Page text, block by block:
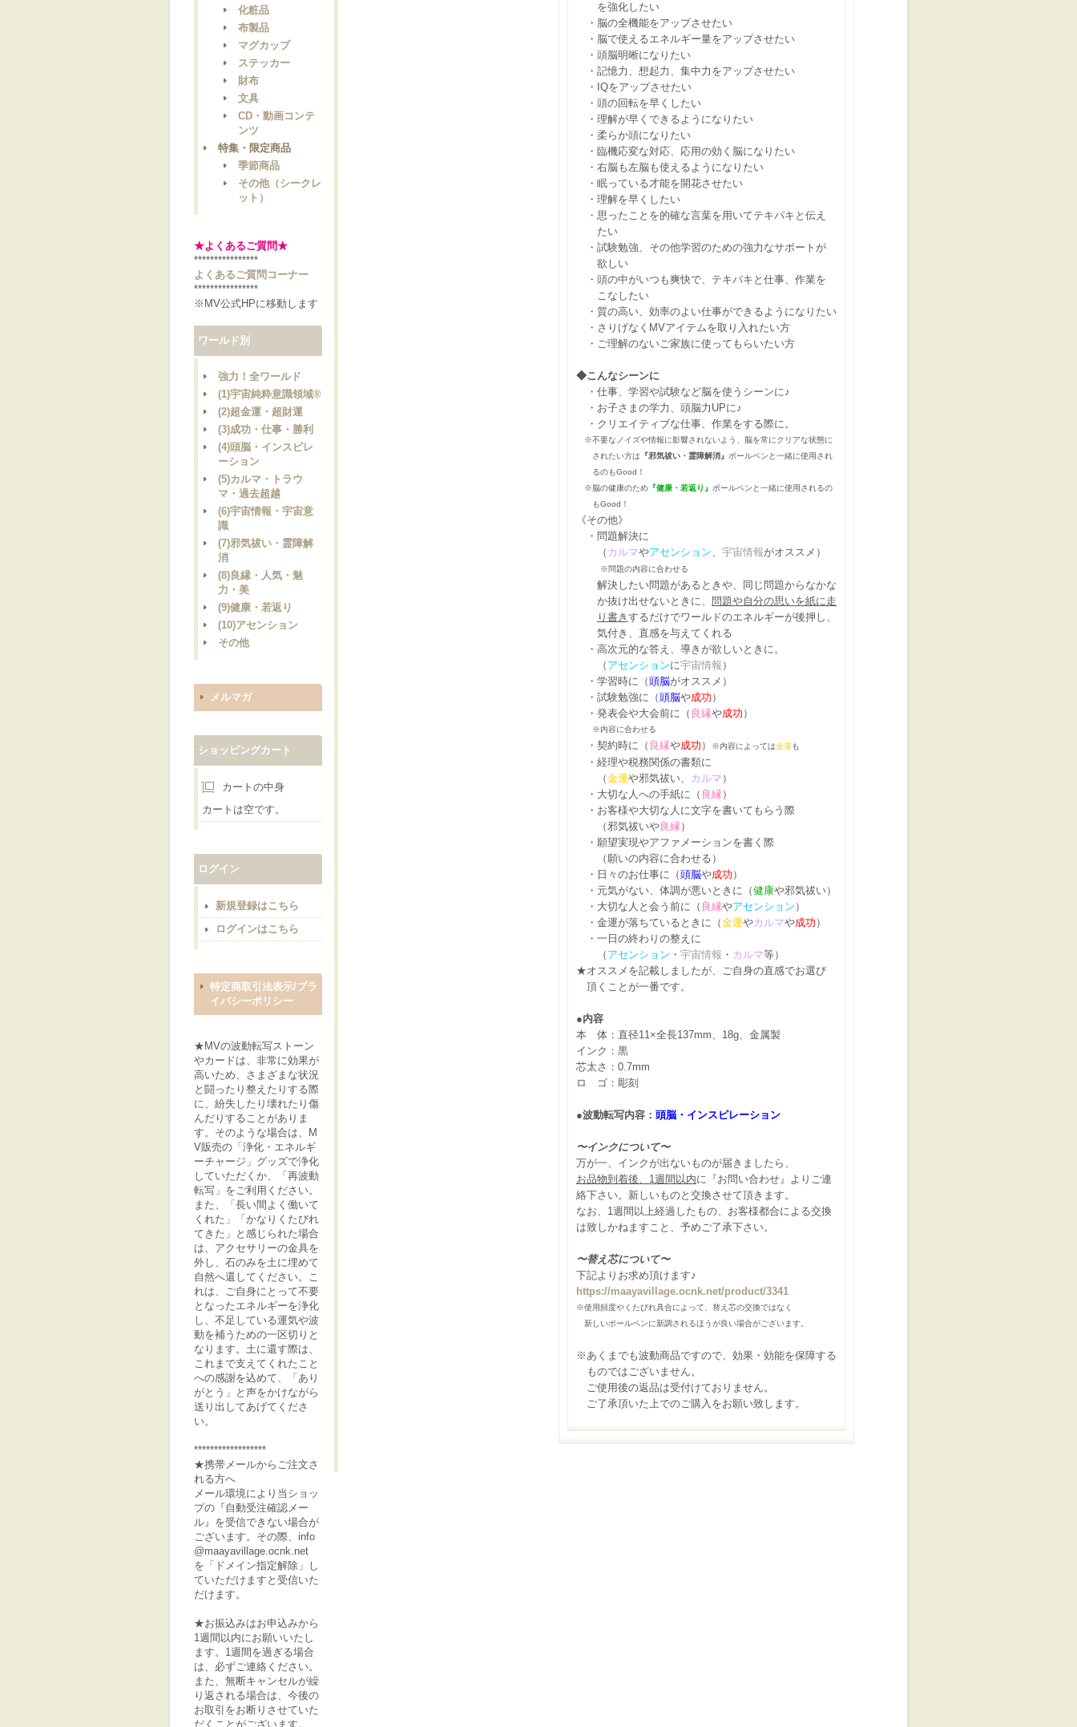
化粧品
布製品
マグカップ
ステッカー
財布
文具
CD・動画コンテ
ンツ
特集・限定商品
季節商品
その他（シークレ
ット）
★よくあるご質問★
****************
よくあるご質問コーナー
****************
※MV公式HPに移動します
ワールド別
強力！全ワールド
(1)宇宙純粋意識領域®
(2)超金運・超財運
(3)成功・仕事・勝利
(4)頭脳・インスピレ
ーション
(5)カルマ・トラウ
マ・過去超越
(6)宇宙情報・宇宙意
識
(7)邪気祓い・霊障解
消
(8)良縁・人気・魅
力・美
(9)健康・若返り
(10)アセンション
その他
メルマガ
ショッピングカート
カートの中身
カートは空です。
ログイン
新規登録はこちら
ログインはこちら
特定商取引法表示/プラ
イバシーポリシー
★MVの波動転写ストーン
やカードは、非常に効果が
高いため、さまざまな状況
と闘ったり整えたりする際
に、紛失したり壊れたり傷
んだりすることがありま
す。そのような場合は、M
V販売の「浄化・エネルギ
ーチャージ」グッズで浄化
していただくか、「再波動
転写」をご利用ください。
また、「長い間よく働いて
くれた」「かなりくたびれ
てきた」と感じられた場合
は、アクセサリーの金具を
外し、石のみを土に埋めて
自然へ還してください。こ
れは、ご自身にとって不要
となったエネルギーを浄化
し、不足している運気や波
動を補うための一区切りと
なります。土に還す際は、
これまで支えてくれたこと
への感謝を込めて、「あり
がとう」と声をかけながら
送り出してあげてくださ
い。
******************
★携帯メールからご注文さ
れる方へ
メール環境により当ショッ
プの『自動受注確認メー
ル』を受信できない場合が
ございます。その際、info
@maayavillage.ocnk.net
を「ドメイン指定解除」し
ていただけますと受信いた
だけます。
★お振込みはお申込みから
1週間以内にお願いいたし
ます。1週間を過ぎる場合
は、必ずご連絡ください。
また、無断キャンセルが繰
り返される場合は、今後の
お取引をお断りさせていた
だくことがございます。
を強化したい
・脳の全機能をアップさせたい
・脳で使えるエネルギー量をアップさせたい
・頭脳明晰になりたい
・記憶力、想起力、集中力をアップさせたい
・IQをアップさせたい
・頭の回転を早くしたい
・理解が早くできるようになりたい
・柔らか頭になりたい
・臨機応変な対応、応用の効く脳になりたい
・右脳も左脳も使えるようになりたい
・眠っている才能を開花させたい
・理解を早くしたい
・思ったことを的確な言葉を用いてテキパキと伝え
たい
・試験勉強、その他学習のための強力なサポートが
欲しい
・頭の中がいつも爽快で、テキパキと仕事、作業を
こなしたい
・質の高い、効率のよい仕事ができるようになりたい
・さりげなくMVアイテムを取り入れたい方
・ご理解のないご家族に使ってもらいたい方
◆こんなシーンに
・仕事、学習や試験など脳を使うシーンに♪
・お子さまの学力、頭脳力UPに♪
・クリエイティブな仕事、作業をする際に。
※不要なノイズや情報に影響されないよう、脳を常にクリアな状態に
されたい方は 『邪気祓い・霊障解消』 ボールペンと一緒に使用され
るのもGood！
※脳の健康のため 『健康・若返り』 ボールペンと一緒に使用されるの
もGood！
《その他》
・問題解決に
（ カルマやアセンション、 宇宙情報がオススメ）
※問題の内容に合わせる
解決したい問題があるときや、同じ問題からなかな
か抜け出せないときに、 問題や自分の思いを紙に走
り書き するだけでワールドのエネルギーが後押し、
気付き、直感を与えてくれる
・高次元的な答え、導きが欲しいときに。
（ アセンションに宇宙情報 ）
・学習時に（頭脳がオススメ）
・試験勉強に（頭脳や成功 ）
・発表会や大会前に（ 良縁や成功 ）
※内容に合わせる
・契約時に（ 良縁や成功 ） ※内容によっては金運 も
・経理や税務関係の書類に
（金運や邪気祓い、 カルマ ）
・大切な人への手紙に（ 良縁）
・お客様や大切な人に文字を書いてもらう際
（邪気祓いや良縁）
・願望実現やアファメーションを書く際
（願いの内容に合わせる）
・日々のお仕事に（頭脳や成功 ）
・元気がない、体調が悪いときに（健康や邪気祓い）
・大切な人と会う前に（ 良縁やアセンション ）
・金運が落ちているときに（金運やカルマや成功 ）
・一日の終わりの整えに
（ アセンション ・ 宇宙情報 ・ カルマ等）
★オススメを記載しましたが、ご自身の直感でお選び
頂くことが一番です。
●内容
本 体：直径11×全長137mm、 18g、金属製
インク：黒
芯太さ： 0.7mm
ロ ゴ：彫刻
●波動転写内容： 頭脳・インスピレーション
〜インクについて〜
万が一、インクが出ないものが届きましたら、
お品物到着後、1週間以内に『お問い合わせ』よりご連
絡下さい。新しいものと交換させて頂きます。
なお、1週間以上経過したもの、お客様都合による交換
は致しかねますこと、予めご了承下さい。
〜替え芯について〜
下記よりお求め頂けます♪
https://maayavillage.ocnk.net/product/3341
※使用頻度やくたびれ具合によって、替え芯の交換ではなく
新しいボールペンに新調されるほうが良い場合がございます。
※あくまでも波動商品ですので、効果・効能を保障する
ものではございません。
ご使用後の返品は受付けておりません。
ご了承頂いた上でのご購入をお願い致します。